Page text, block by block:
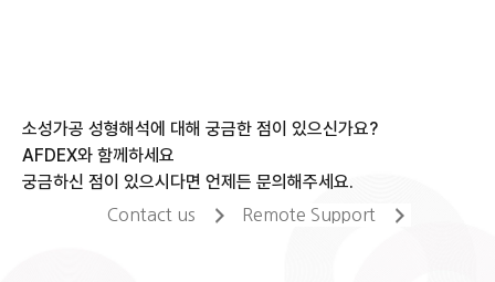
소성가공 성형해석에 대해 궁금한 점이 있으신가요?
AFDEX와 함께하세요
궁금하신 점이 있으시다면 언제든 문의해주세요.
Contact us Remote Support